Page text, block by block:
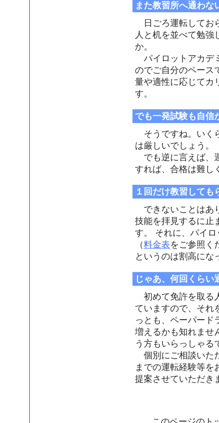
また教習所へ通わな
日ごろ運転してお
人と机を並べて勉強
か。
パイロットアカデ
のでご自分のペース
量や適性に応じてカ
す。
でも一発試験も自信
そうですね。いく
は厳しいでしょう。
でも逆に言えば、
すれば、合格は難し
１回だけ教習しても
できないことはあ
技能を拝見するに止
す。 それに、パイ
（料金表をご参照く
というのは割高にな
じゃあ、何回くらい
初めて免許を取る
ていますので、それ
っとも、ペーパード
増えるかも知れませ
う方もいらっしゃる
個別にご相談いた
までの運転経験等を
提案させていただき